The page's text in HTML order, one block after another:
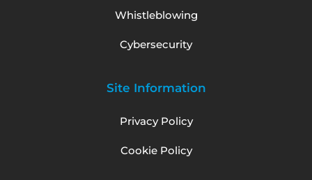
Whistleblowing
Cybersecurity
Site Information
Privacy Policy
Cookie Policy